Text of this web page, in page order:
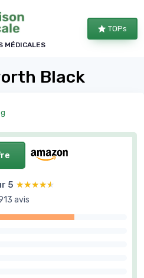
MÉDICALES
TOPs
Black
5 ★★★★★
★★★★★
avis